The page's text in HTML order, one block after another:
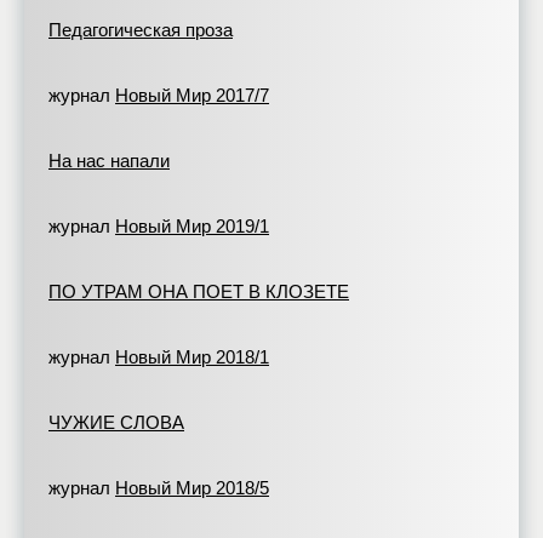
Педагогическая проза
журнал Новый Мир 2017/7
На нас напали
журнал Новый Мир 2019/1
ПО УТРАМ ОНА ПОЕТ В КЛОЗЕТЕ
журнал Новый Мир 2018/1
ЧУЖИЕ СЛОВА
журнал Новый Мир 2018/5